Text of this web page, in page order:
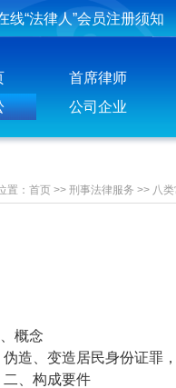
线“法律人”会员注册须知
线聘请律师须知
首席律师
公司企业
置： 首页 >> 刑事法律服务 >> 八
概念
、变造居民身份证罪，
构成要件